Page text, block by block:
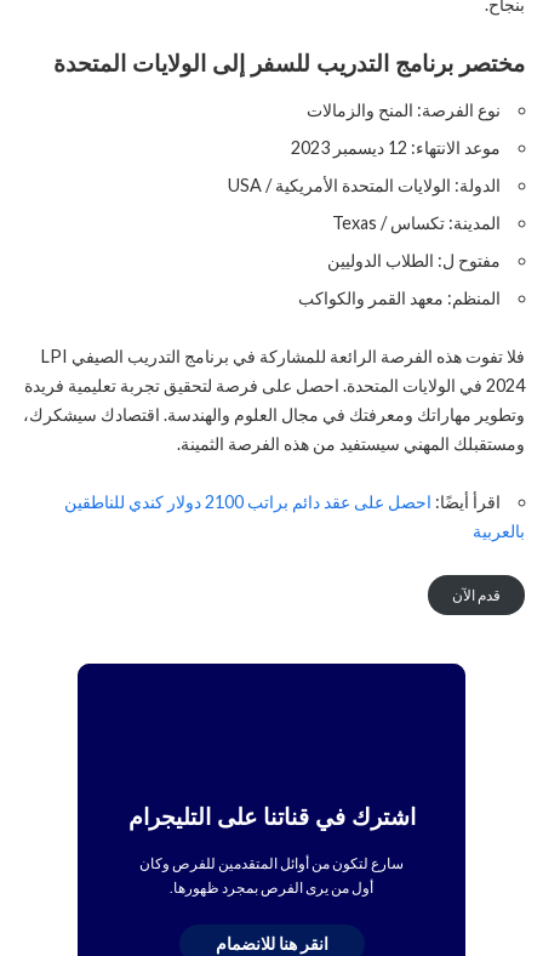
مختصر برنامج التدريب للسفر إلى الولايات المتحدة
نوع الفرصة: المنح والزمالات
موعد الانتهاء: 12 ديسمبر 2023
الدولة: الولايات المتحدة الأمريكية / USA
المدينة: تكساس / Texas
مفتوح ل: الطلاب الدوليين
المنظم: معهد القمر والكواكب
فلا تفوت هذه الفرصة الرائعة للمشاركة في برنامج التدريب الصيفي LPI
2024 في الولايات المتحدة. احصل على فرصة لتحقيق تجربة تعليمية فريدة
وتطوير مهاراتك ومعرفتك في مجال العلوم والهندسة. اقتصادك سيشكرك،
ومستقبلك المهني سيستفيد من هذه الفرصة الثمينة.
اقرأ أيضًا:
احصل على عقد دائم براتب 2100 دولار كندي للناطقين
بالعربية
قدم الآن
اشترك في قناتنا على التليجرام
سارع لتكون من أوائل المتقدمين للفرص وكان
أول من يرى الفرص بمجرد ظهورها.
انقر هنا للانضمام